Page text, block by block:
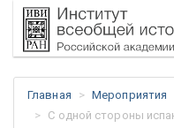
Главная
Мероприятия
С одной стороны